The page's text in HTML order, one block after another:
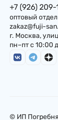
+7 (926)
оптовый отдел
zakaz@fuji-
г. Москва,
пн–пт с 10:00
© ИП